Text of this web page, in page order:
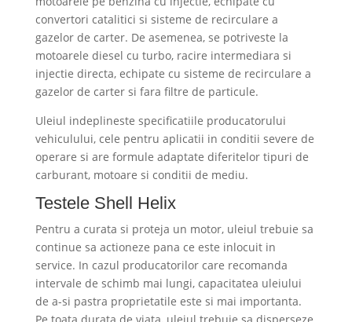
convertori catalitici si sisteme de recirculare a
gazelor de carter. De asemenea, se potriveste la
motoarele diesel cu turbo, racire intermediara si
injectie directa, echipate cu sisteme de recirculare a
gazelor de carter si fara filtre de particule.
Uleiul indeplineste specificatiile producatorului
vehiculului, cele pentru aplicatii in conditii severe de
operare si are formule adaptate diferitelor tipuri de
carburant, motoare si conditii de mediu.
Testele Shell Helix
Pentru a curata si proteja un motor, uleiul trebuie sa
continue sa actioneze pana ce este inlocuit in
service. In cazul producatorilor care recomanda
intervale de schimb mai lungi, capacitatea uleiului
de a-si pastra proprietatile este si mai importanta.